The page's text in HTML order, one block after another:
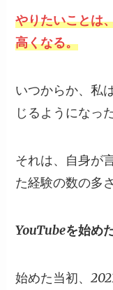
やりたいことは
高くなる。
いつからか、私
じるようになった
それは、自身が
た経験の数の多
YouTubeを始め
始めた当初、